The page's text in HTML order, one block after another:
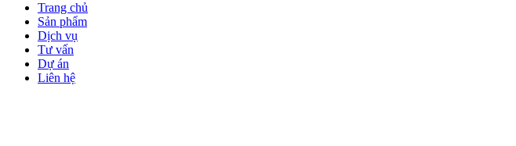
Trang chủ
Sản phẩm
Dịch vụ
Tư vấn
Dự án
Liên hệ